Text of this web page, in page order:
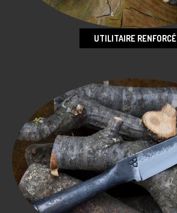
UTILITAIRE RENFORCÉ